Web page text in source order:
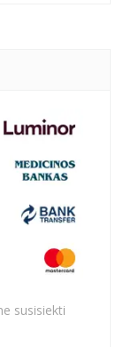
susisiekti